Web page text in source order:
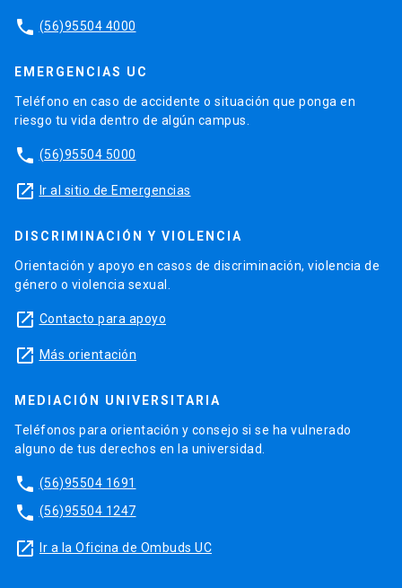
phone (56)95504 4000
EMERGENCIAS UC
Teléfono en caso de accidente o situación que ponga en
riesgo tu vida dentro de algún campus.
phone (56)95504 5000
launch Ir al sitio de Emergencias
DISCRIMINACIÓN Y VIOLENCIA
Orientación y apoyo en casos de discriminación, violencia de
género o violencia sexual.
launch Contacto para apoyo
launch Más orientación
MEDIACIÓN UNIVERSITARIA
Teléfonos para orientación y consejo si se ha vulnerado
alguno de tus derechos en la universidad.
phone (56)95504 1691
phone (56)95504 1247
launch Ir a la Oficina de Ombuds UC